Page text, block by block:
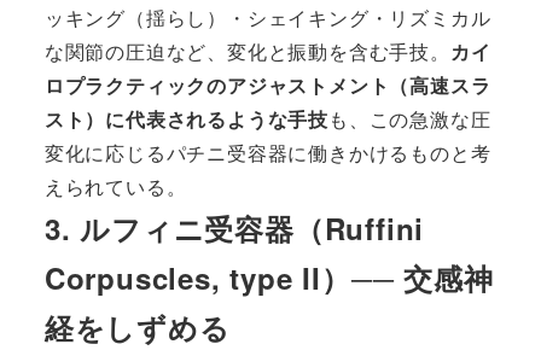
ッキング（揺らし）・シェイキング・リズミカル
な関節の圧迫など、変化と振動を含む手技。 カイ
ロプラクティックのアジャストメント（高速スラ
スト）に代表されるような手技も、この急激な圧
変化に応じるパチニ受容器に働きかけるものと考
えられている。
3. ルフィニ受容器（Ruffini
Corpuscles, type II）── 交感神
経をしずめる